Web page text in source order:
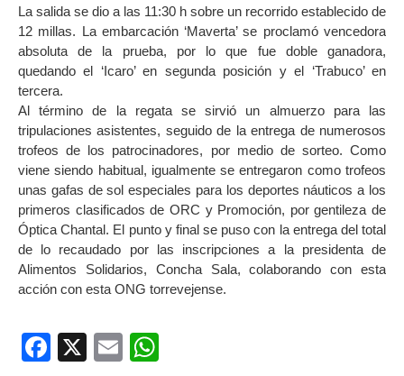
La salida se dio a las 11:30 h sobre un recorrido establecido de
12 millas. La embarcación ‘Maverta’ se proclamó vencedora
absoluta de la prueba, por lo que fue doble ganadora,
quedando el ‘Icaro’ en segunda posición y el ‘Trabuco’ en
tercera.
Al término de la regata se sirvió un almuerzo para las
tripulaciones asistentes, seguido de la entrega de numerosos
trofeos de los patrocinadores, por medio de sorteo. Como
viene siendo habitual, igualmente se entregaron como trofeos
unas gafas de sol especiales para los deportes náuticos a los
primeros clasificados de ORC y Promoción, por gentileza de
Óptica Chantal. El punto y final se puso con la entrega del total
de lo recaudado por las inscripciones a la presidenta de
Alimentos Solidarios, Concha Sala, colaborando con esta
acción con esta ONG torrevejense.
Facebook
X Email